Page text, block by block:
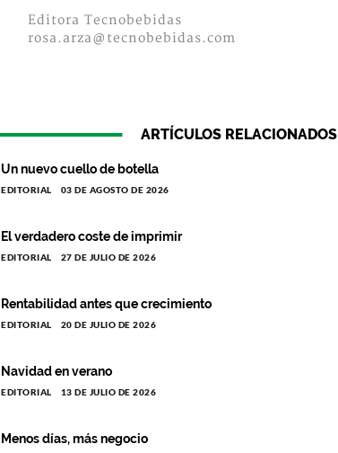
Editora Tecnobebidas
rosa.arza@tecnobebidas.com
ARTÍCULOS RELACIONADOS
Un nuevo cuello de botella
EDITORIAL 03 DE AGOSTO DE 2026
El verdadero coste de imprimir
EDITORIAL 27 DE JULIO DE 2026
Rentabilidad antes que crecimiento
EDITORIAL 20 DE JULIO DE 2026
Navidad en verano
EDITORIAL 13 DE JULIO DE 2026
Menos días, más negocio